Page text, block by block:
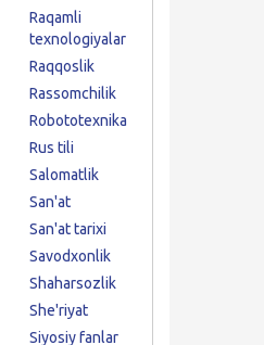
Raqamli
texnologiyalar
Raqqoslik
Rassomchilik
Robototexnika
Rus tili
Salomatlik
San'at
San'at tarixi
Savodxonlik
Shaharsozlik
She'riyat
Siyosiy fanlar